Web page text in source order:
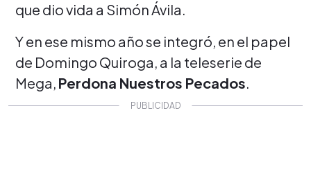
que dio vida a Simón Ávila.
Y en ese mismo año se integró, en el papel
de Domingo Quiroga, a la teleserie de
Mega, Perdona Nuestros Pecados.